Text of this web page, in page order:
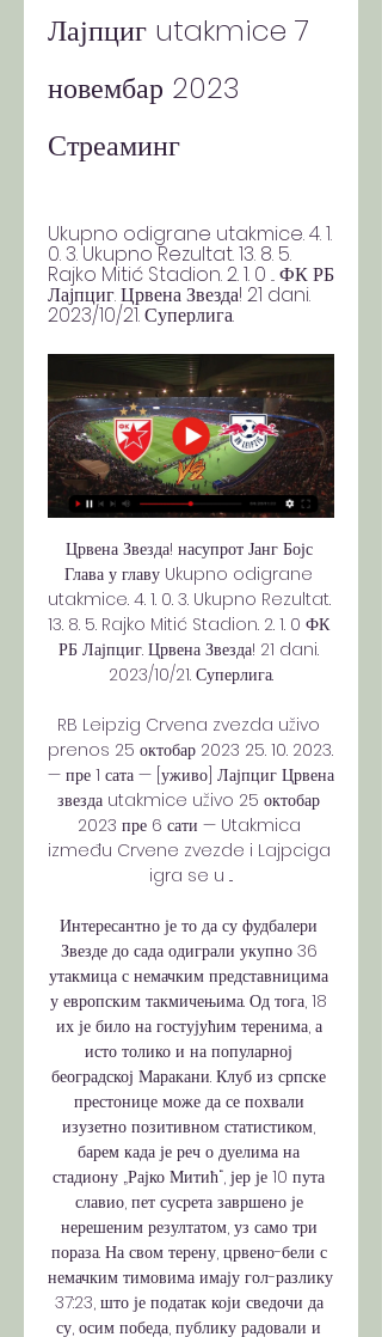
Лајпциг utakmice 7
новембар 2023
Стреаминг
Ukupno odigrane utakmice. 4. 1.
0. 3. Ukupno Rezultat. 13. 8. 5.
Rajko Mitić Stadion. 2. 1. 0 ... ФК РБ
Лајпциг. Црвена Звезда! 21 dani.
2023/10/21. Суперлига.
Црвена Звезда! насупрот Јанг Бојс
Глава у главу Ukupno odigrane
utakmice. 4. 1. 0. 3. Ukupno Rezultat.
13. 8. 5. Rajko Mitić Stadion. 2. 1. 0 ФК
РБ Лајпциг. Црвена Звезда! 21 dani.
2023/10/21. Суперлига.
RB Leipzig Crvena zvezda uživo
prenos 25 октобар 2023 25. 10. 2023.
— пре 1 сата — [уживо] Лајпциг Црвена
звезда utakmice uživo 25 октобар
2023 пре 6 сати — Utakmica
između Crvene zvezde i Lajpciga
igra se u ...
Интересантно је то да су фудбалери
Звезде до сада одиграли укупно 36
утакмица с немачким представницима
у европским такмичењима. Од тога, 18
их је било на гостујућим теренима, а
исто толико и на популарној
београдској Маракани. Клуб из српске
престонице може да се похвали
изузетно позитивном статистиком,
барем када је реч о дуелима на
стадиону „Рајко Митић“, јер је 10 пута
славио, пет сусрета завршено је
нерешеним резултатом, уз само три
пораза. На свом терену, црвено-бели с
немачким тимовима имају гол-разлику
37:23, што је податак који сведочи да
су, осим победа, публику радовали и